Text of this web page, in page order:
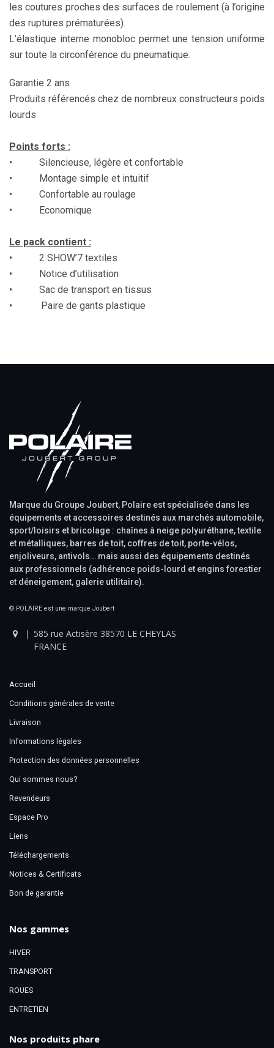
les coutures proches des surfaces de roulement (à l’origine
des ruptures prématurées).
L’élastique interne monobloc permet une tension uniforme
sur toute la circonférence du pneumatique.
Garantie 2 ans
Produits référencés chez de nombreux constructeurs poids
lourds
Points forts :
• Silencieuse, légère et confortable
• Montage simple et intuitif
• Confortable au roulage
• Economique
Le pack contient :
• 2 SHOW’7 textiles
• Notice d’utilisation
• Sac de transport en tissus
•
Paire de gants plastique
Marque du Groupe Joubert, Polaire est spécialisée dans les
équipements et accessoires destinés aux marchés automobile,
sport/loisirs et bricolage : chaînes à neige polyuréthane, textile
et métalliques, barres de toit, coffres de toit, porte-vélos,
enjoliveurs, antivols… mais aussi des équipements destinés
aux professionnels (adhérence poids-lourd et engins forestier
et déneigement, galerie utilitaire).
© POLAIRE est une marque Joubert
585 rue Actisère 38570 LE CHEYLAS
FRANCE
Accueil
Conditions générales de vente
Livraison
Informations légales
Protection des données personnelles
Qui sommes nous?
Revendeurs
Espace Pro
Liens
Téléchargements
Notices & Certificats
Bon de garantie
Nos gammes
HIVER
TRANSPORT
ROUES
ENTRETIEN
Nos produits phare